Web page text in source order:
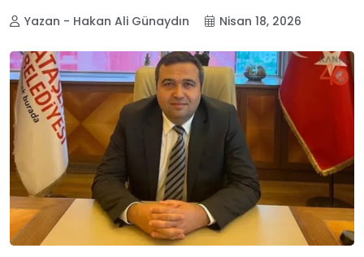
Yazan - Hakan Ali Günaydın Nisan 18, 2026